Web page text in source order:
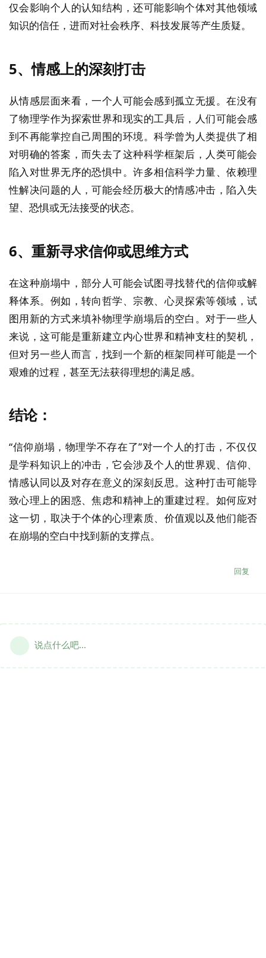
仅会影响个人的认知结构，还可能影响个体对其他领域
知识的信任，进而对社会秩序、科技发展等产生质疑。
5、情感上的深刻打击
从情感层面来看，一个人可能会感到孤立无援。在没有
了物理学作为探索世界和现实的工具后，人们可能会感
到不再能掌控自己周围的环境。科学曾为人类提供了相
对明确的答案，而失去了这种科学框架后，人类可能会
陷入对世界无序的恐惧中。许多相信科学力量、依赖理
性解决问题的人，可能会经历极大的情感冲击，陷入失
望、恐惧或无法接受的状态。
6、 重新寻求信仰或思维方式
在这种崩塌中，部分人可能会试图寻找替代的信仰或解
释体系。例如，转向哲学、宗教、心灵探索等领域，试
图用新的方式来填补物理学崩塌后的空白。对于一些人
来说，这可能是重新建立内心世界和精神支柱的契机，
但对另一些人而言，找到一个新的框架同样可能是一个
艰难的过程，甚至无法获得理想的满足感。
结论：
“信仰崩塌，物理学不存在了”对一个人的打击，不仅仅
是学科知识上的冲击，它会涉及个人的世界观、信仰、
情感认同以及对存在意义的深刻反思。这种打击可能导
致心理上的困惑、焦虑和精神上的重建过程。如何应对
这一切，取决于个体的心理素质、价值观以及他们能否
在崩塌的空白中找到新的支撑点。
回复
说点什么吧...